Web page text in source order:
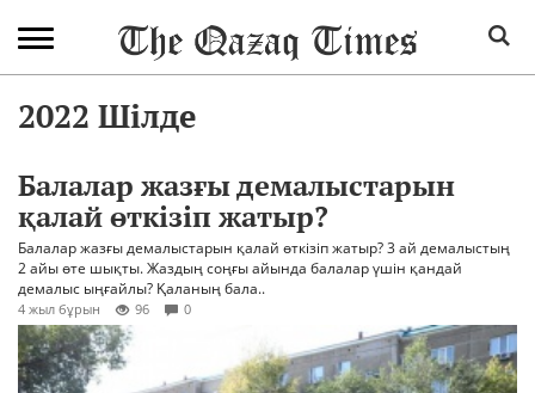
2022 Шілде
Балалар жазғы демалыстарын
қалай өткізіп жатыр?
Балалар жазғы демалыстарын қалай өткізіп жатыр? 3 ай демалыстың
2 айы өте шықты. Жаздың соңғы айында балалар үшін қандай
демалыс ыңғайлы? Қаланың бала..
4 жыл бұрын 96 0